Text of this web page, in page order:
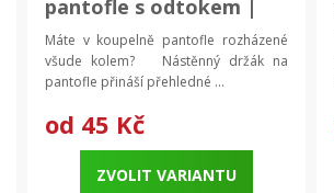
pantofle s odtokem |
koupelnový věšák,
úložný držák
Máte v koupelně pantofle rozházené
všude kolem? Nástěnný držák na
pantofle přináší přehledné ...
od 45 Kč
ZVOLIT VARIANTU